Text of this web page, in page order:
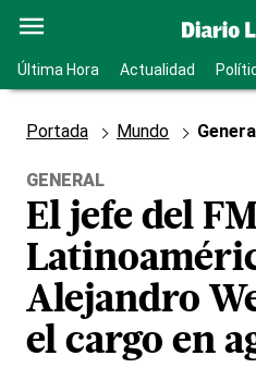
Última Hora Actualidad
Portada Mundo
GENERAL
El jefe del
Alejandro
el cargo en